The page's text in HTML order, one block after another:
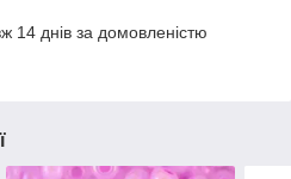
14 днів за домовленістю